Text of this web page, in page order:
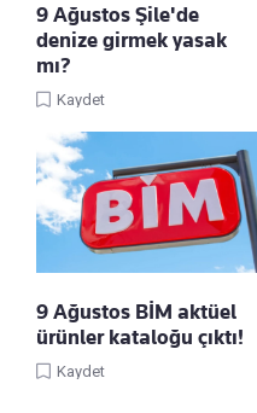
9 Ağustos Şile'de
denize girmek yasak
mı?
Kaydet
9 Ağustos BİM aktüel
ürünler kataloğu çıktı!
Kaydet